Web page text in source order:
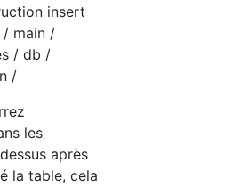
insert
/ main /
/ db /
/
les
après
la table, cela